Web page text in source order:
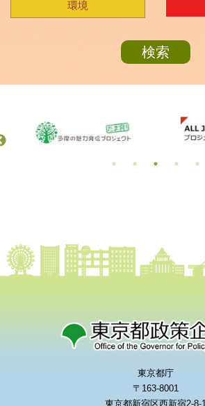
環境
検索
東京都庁
〒163-8001
東京都新宿区西新宿2-8-1